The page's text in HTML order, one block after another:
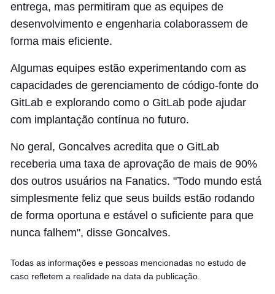
entrega, mas permitiram que as equipes de
desenvolvimento e engenharia colaborassem de
forma mais eficiente.
Algumas equipes estão experimentando com as
capacidades de gerenciamento de código-fonte do
GitLab e explorando como o GitLab pode ajudar
com implantação contínua no futuro.
No geral, Goncalves acredita que o GitLab
receberia uma taxa de aprovação de mais de 90%
dos outros usuários na Fanatics. "Todo mundo está
simplesmente feliz que seus builds estão rodando
de forma oportuna e estável o suficiente para que
nunca falhem", disse Goncalves.
Todas as informações e pessoas mencionadas no estudo de
caso refletem a realidade na data da publicação.